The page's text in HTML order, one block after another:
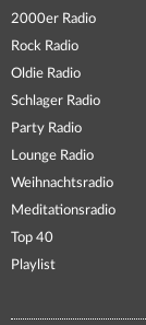
2000er Radio
Rock Radio
Oldie Radio
Schlager Radio
Party Radio
Lounge Radio
Weihnachtsradio
Meditationsradio
Top 40
Playlist